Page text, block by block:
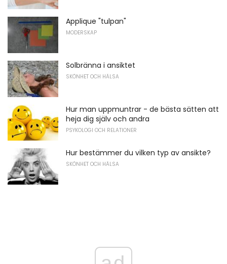
Applique "tulpan"
MODERSKAP
Solbränna i ansiktet
SKÖNHET OCH HÄLSA
Hur man uppmuntrar - de bästa sätten att
heja dig själv och andra
PSYKOLOGI OCH RELATIONER
Hur bestämmer du vilken typ av ansikte?
SKÖNHET OCH HÄLSA